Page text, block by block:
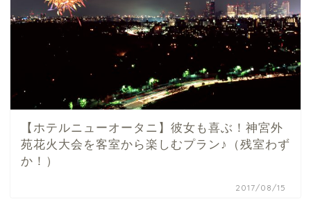
【ホテルニューオータニ】彼女も喜ぶ！神宮外
苑花火大会を客室から楽しむプラン♪（残室わず
か！）
2017/08/15